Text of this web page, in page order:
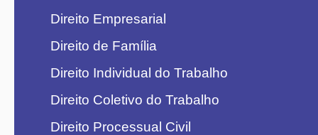
Direito Empresarial
Direito de Família
Direito Individual do Trabalho
Direito Coletivo do Trabalho
Direito Processual Civil